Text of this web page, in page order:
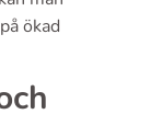
ökad